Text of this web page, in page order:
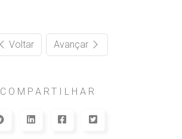
Voltar Avançar
COMPARTILHAR